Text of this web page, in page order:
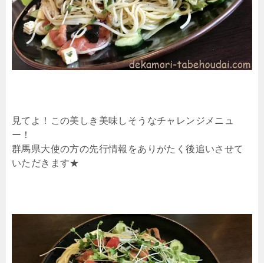
見てよ！この美しき美味しそうなチャレンジメニュ
ー！
群馬県大使の方の先行情報をありがたく後追いさせて
いただきます★